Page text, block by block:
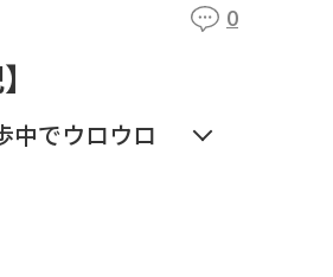
0
中でウロウロ